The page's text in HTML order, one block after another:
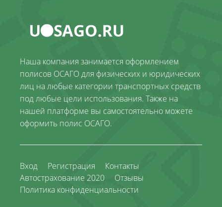
Наша компания занимается оформлением
полисов ОСАГО для физических и юридических
лиц на любые категории транспортных средств
под любые цели использования. Также на
нашей платформе вы самостоятельно можете
оформить полис ОСАГО.
Вход Регистрация
Контакты
Автострахование 2020
Отзывы
Политика конфиденциальности